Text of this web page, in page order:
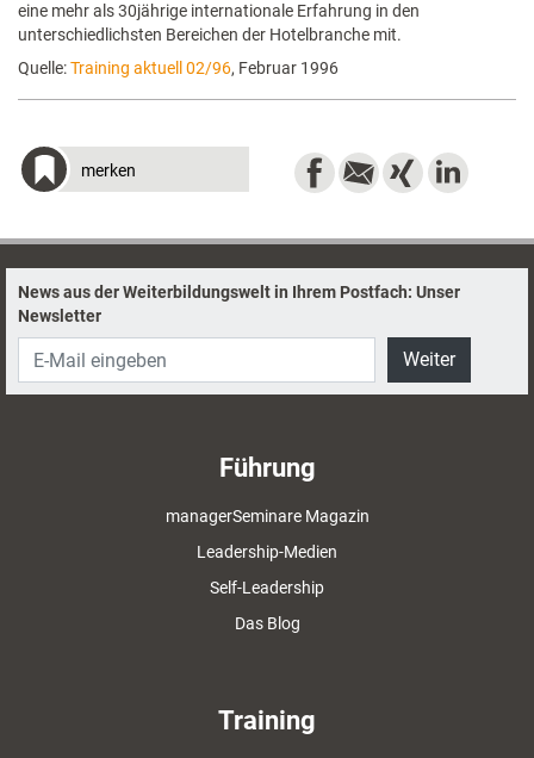
eine mehr als 30jährige internationale Erfahrung in den
unterschiedlichsten Bereichen der Hotelbranche mit.
Quelle:Training aktuell 02/96, Februar 1996
merken
News aus der Weiterbildungswelt in Ihrem Postfach: Unser
Newsletter
Weiter
Führung
managerSeminare Magazin
Leadership-Medien
Self-Leadership
Das Blog
Training